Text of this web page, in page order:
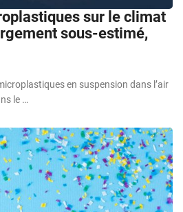
sur le climat
sous-estimé,
en suspension dans l’air
le …